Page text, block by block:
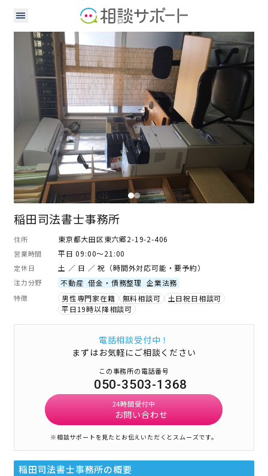
稲田司法書士事務所
住所 東京都大田区東六郷2-19-2-406
営業時間 平日 09:00～21:00
定休日 土 ／ 日 ／ 祝（時間外対応可能・要予約）
注力分野 不動産 借金・債務整理 企業法務
特徴 男性専門家在籍 無料相談可
土日祝日相談可
平日19時以降相談可
電話相談受付中！
まずはお気軽にご相談ください
この事務所の電話番号
050-3503-1368
24時間受付中
お問い合わせ
※相談サポートを見たとお伝えいただくとスムーズです。
稲田司法書士事務所の概要